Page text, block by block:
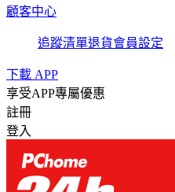
顧客中心
追蹤清單退貨會員設定
下載 APP
享受APP專屬優惠
註冊
登入